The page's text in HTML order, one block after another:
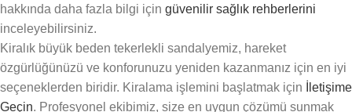
hakkında daha fazla bilgi için güvenilir sağlık rehberlerini
inceleyebilirsiniz.
Kiralık büyük beden tekerlekli sandalyemiz, hareket
özgürlüğünüzü ve konforunuzu yeniden kazanmanız için en iyi
seçeneklerden biridir. Kiralama işlemini başlatmak için
İletişime
Geçin. Profesyonel ekibimiz, size en uygun çözümü sunmak